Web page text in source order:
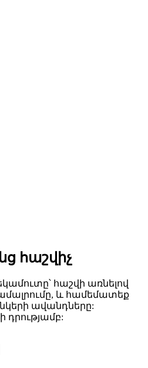
հաշվիչ
հաշվի առնելով
և համեմատեք
ավանդները:
դրությամբ: